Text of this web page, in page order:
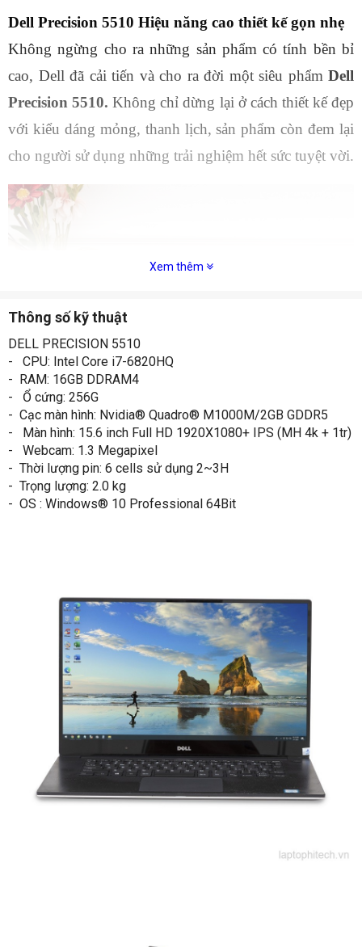
Dell Precision 5510 Hiệu năng cao thiết kế gọn nhẹ
Không ngừng cho ra những sản phẩm có tính bền bỉ
cao, Dell đã cải tiến và cho ra đời một siêu phẩm Dell
Precision 5510. Không chỉ dừng lại ở cách thiết kế đẹp
với kiểu dáng mỏng, thanh lịch, sản phẩm còn đem lại
cho người sử dụng những trải nghiệm hết sức tuyệt vời.
được lên ý tưởng và cải tiến từ dòng máy Mobile
Workstation. Màn hình 15.6 inch nhờ công nghệ
Infinity Edge. Đây được coi như một chiếc máy trạm di
động thông minh với cấu hình mạnh mẽ được thu nhỏ
lại thành một sản phẩm Precision 5510.
Màn hình rực rỡ, sắc nét cùng công nghệ tràn viền sẽ
đem đến cho bạn trải nghiệm tốt nhất về chất lượng
hình ảnh. Sản phẩm được thiết kế với xu hướng chủ
và được đánh giá là laptop mỏng nhẹ nhất nhưng đem
Xem thêm
Thông số kỹ thuật
DELL PRECISION 5510
- CPU: Intel Core i7-6820HQ
- RAM: 16GB DDRAM4
- Ổ cứng: 256G
- Cạc màn hình: Nvidia® Quadro® M1000M/2GB GDDR5
- Màn hình: 15.6 inch Full HD 1920X1080+ IPS (MH 4k + 1tr)
- Webcam: 1.3 Megapixel
- Thời lượng pin: 6 cells sử dụng 2~3H
- Trọng lượng: 2.0 kg
- OS : Windows® 10 Professional 64Bit